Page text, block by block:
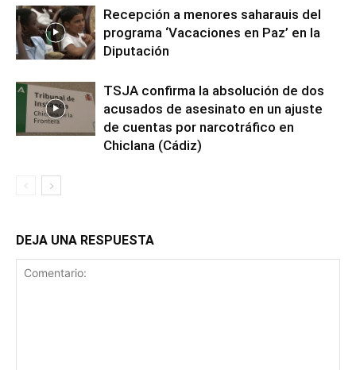
Recepción a menores saharauis del
programa ‘Vacaciones en Paz’ en la
Diputación
TSJA confirma la absolución de dos
acusados de asesinato en un ajuste
de cuentas por narcotráfico en
Chiclana (Cádiz)
DEJA UNA RESPUESTA